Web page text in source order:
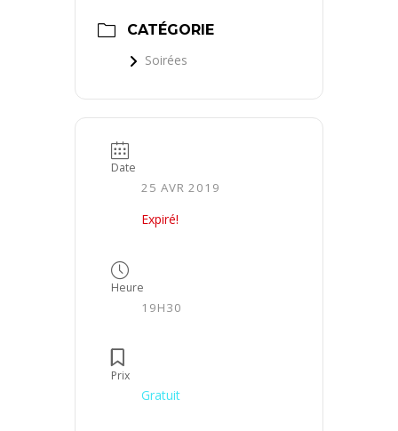
CATÉGORIE
Soirées
Date
25 AVR 2019
Expiré!
Heure
19H30
Prix
Gratuit